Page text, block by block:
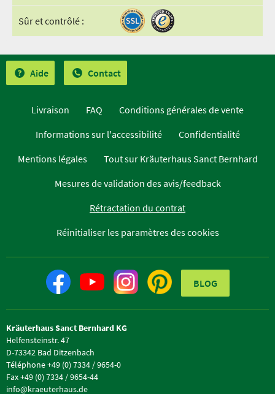
Sûr et contrôlé :
Aide Contact
Livraison FAQ
Conditions générales de vente
Informations sur l'accessibilité
Confidentialité
Mentions légales
Tout sur Kräuterhaus Sanct Bernhard
Mesures de validation des avis/feedback
Rétractation du contrat
Réinitialiser les paramètres des cookies
BLOG
Kräuterhaus Sanct Bernhard KG
Helfensteinstr. 47
D-73342 Bad Ditzenbach
Téléphone +49 (0) 7334 / 9654-0
Fax +49 (0) 7334 / 9654-44
info@kraeuterhaus.de